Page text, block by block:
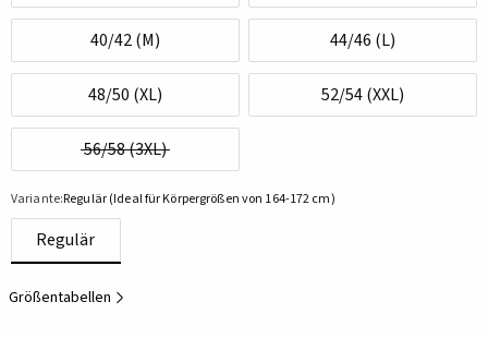
40/42 (M) 44/46 (L)
48/50 (XL) 52/54 (XXL)
56/58 (3XL)
Variante:Regulär (Ideal für Körpergrößen von 164-172 cm)
Regulär
Größentabellen